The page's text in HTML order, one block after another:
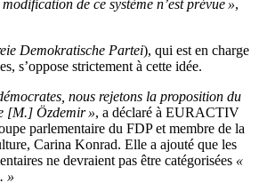
de ce système n’est prévue »,
Demokratische Partei), qui est en charge
s’oppose strictement à cette idée.
nous rejetons la proposition du
[M.] Özdemir », a déclaré à EURACTIV
parlementaire du FDP et membre de la
Carina Konrad. Elle a ajouté que les
ne devraient pas être catégorisées «
»